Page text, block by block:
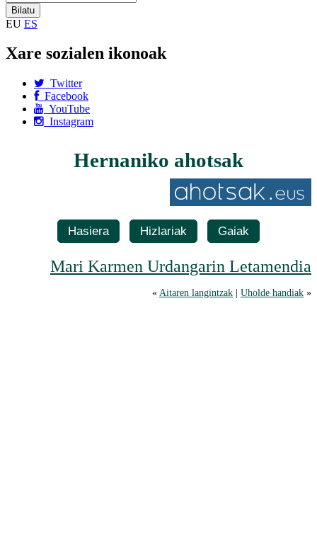
EU ES
Xare sozialen ikonoak
Twitter
Facebook
YouTube
Instagram
Hernaniko ahotsak
Hasiera Hizlariak Gaiak
Mari Karmen Urdangarin Letamendia
«Aitaren langintzak | Uholde handiak »